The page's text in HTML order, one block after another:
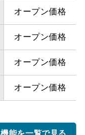
オープン価格
オープン価格
オープン価格
オープン価格
機能を一覧で見る